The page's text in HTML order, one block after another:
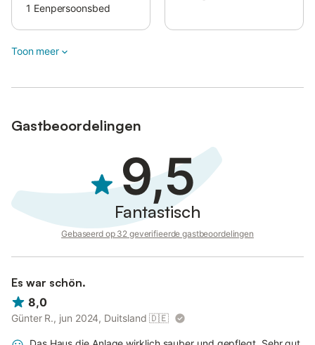
liggen op afstand en zijn afgeschermd door hoge planten.
1 Eenpersoonsbed
Toon meer
Gastbeoordelingen
9,5
Fantastisch
Gebaseerd op 32 geverifieerde gastbeoordelingen
Es war schön.
8,0
Günter R., jun 2024, Duitsland 🇩🇪